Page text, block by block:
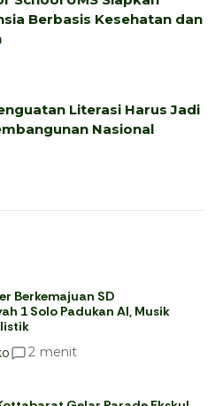
Berbasis Kesehatan dan
Literasi Harus Jadi
Nasional
Berkemajuan SD
1 Solo Padukan AI, Musik
2 menit